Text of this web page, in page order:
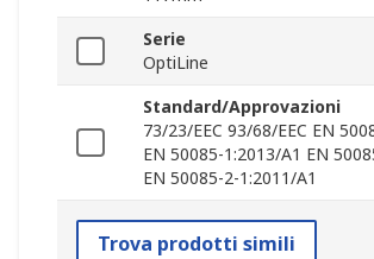
Serie
OptiLine
Standard/Approvazioni
73/23/EEC 93/68/EEC EN
EN 50085-1:2013/A1 EN
EN 50085-2-1:2011/A1
Trova prodotti simili